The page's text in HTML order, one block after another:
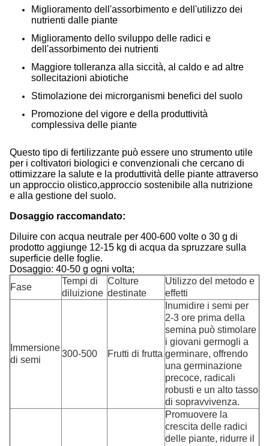
Miglioramento dell'assorbimento e dell'utilizzo dei
nutrienti dalle piante
Miglioramento dello sviluppo delle radici e
dell'assorbimento dei nutrienti
Maggiore tolleranza alla siccità, al caldo e ad altre
sollecitazioni abiotiche
Stimolazione dei microrganismi benefici del suolo
Promozione del vigore e della produttività
complessiva delle piante
Questo tipo di fertilizzante può essere uno strumento utile
per i coltivatori biologici e convenzionali che cercano di
ottimizzare la salute e la produttività delle piante attraverso
un approccio olistico,approccio sostenibile alla nutrizione
e alla gestione del suolo.
Dosaggio raccomandato:
Diluire con acqua neutrale per 400-600 volte o 30 g di
prodotto aggiunge 12-15 kg di acqua da spruzzare sulla
superficie delle foglie.
Dosaggio: 40-50 g ogni volta;
Fase
Tempi di
diluizione
Colture
destinate
Utilizzo del metodo e
effetti
Immersione
di semi
300-500 Frutti di frutta
Inumidire i semi per
2-3 ore prima della
semina può stimolare
i giovani germogli a
germinare, offrendo
una germinazione
precoce, radicali
robusti e un alto tasso
di sopravvivenza.
Promuovere la
crescita delle radici
delle piante, ridurre il